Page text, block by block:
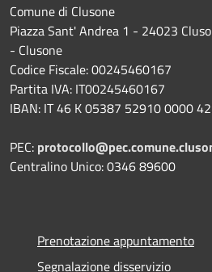
Comune di Clusone
Piazza Sant' Andrea 1 - 24023
- Clusone
Codice Fiscale: 00245460167
Partita IVA: IT00245460167
IBAN: IT 46 K 05387 52910 0000
PEC:
Centralino Unico: 0346 89600
Prenotazione appuntamento
Segnalazione disservizio